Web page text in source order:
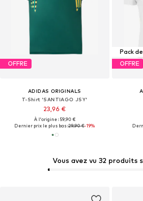
OFFRE
ADIDAS ORIGINALS
T-Shirt 'SANTIAGO JSY'
23,96 €
À l'origine : 59,90 €
Dernier prix le plus bas :29,90 €-19%
Pack
OFFRE
Vous avez vu 32 produits